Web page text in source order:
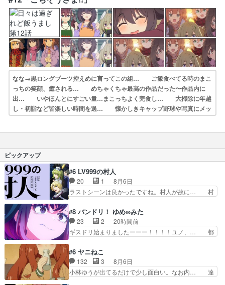
レゼントでドヤ… ・妖怪フード女騒動！？大げさと分かってい…
なな→黒ロングブーツ控えめに言ってこの組… ご飯食べてる時のまこ
っちの笑顔、癒される… めちゃくちゃ最高の作品だった〜作品内に
出… いやほんとにすごい量…まこっちよく完食し… 大掃除に年越
し・初詣など皆楽しい時間を過… 懐かしきキャップ野球や写真にメッ
セ書き初… 部室の大掃除、野球回のあるアニメは(ry… まこっち
ピックアップ
#6 LV999の村人
20 1
8月6日
ラストシーンは良かったですね。村人が故に… 村
スと10年後に結婚の約束をした鏡ずっ… カジノ
スタッフ募集するも集まらない更に追… 王命でク
ルルの監視をすることになったデビ… 最強の村
人・鏡との出会いで少しは変わった… やはり何か
への恨みは根深そうやね姫を舐… 新キャラが登場
早々変態扱いされてる件。タ… まだまだお元気そ
うなお声で……不意打ち過…
#8 バンドリ！ ゆめ∞みた
23 2
20時間前
ギスドリ始まりましたーーー！！！！ユノ、… 都
復を見守っていかないと、ですね！！み… 開幕聞
き取りスタッフに定治いなかった？ま… ののちゃ
んのお手当てはお節介だったりする… ビオラの立
ち回り害悪すぎるお近づきの印が… ・律っちゃん
#6 ヤニねこ
132 3
8月6日
小林ゆうが出てるだけで少し面白い。なお内… 達